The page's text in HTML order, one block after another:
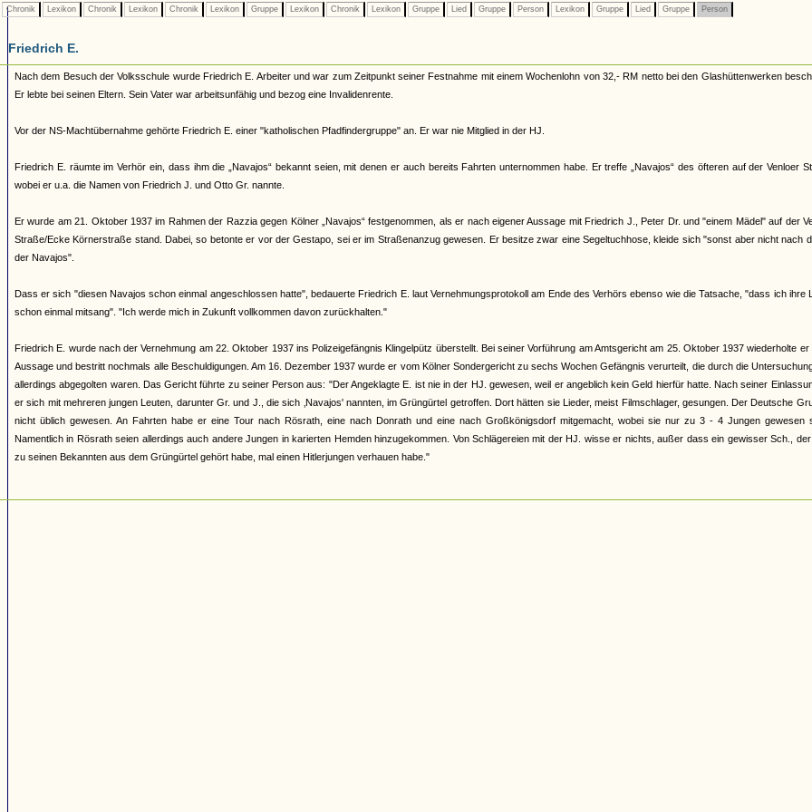
Chronik Lexikon Chronik Lexikon Chronik Lexikon Gruppe Lexikon Chronik Lexikon Gruppe Lied Gruppe Person Lexikon Gruppe Lied Gruppe Person
Friedrich E.
Nach dem Besuch der Volksschule wurde Friedrich E. Arbeiter und war zum Zeitpunkt seiner Festnahme mit einem Wochenlohn von 32,- RM netto bei den Glashüttenwerken
Er lebte bei seinen Eltern. Sein Vater war arbeitsunfähig und bezog eine Invalidenrente.
Vor der NS-Machtübernahme gehörte Friedrich E. einer "katholischen Pfadfindergruppe" an. Er war nie Mitglied in der HJ.
Friedrich E. räumte im Verhör ein, dass ihm die „Navajos“ bekannt seien, mit denen er auch bereits Fahrten unternommen habe. Er treffe „Navajos“ des öfteren auf der Venloer
wobei er u.a. die Namen von Friedrich J. und Otto Gr. nannte.
Er wurde am 21. Oktober 1937 im Rahmen der Razzia gegen Kölner „Navajos“ festgenommen, als er nach eigener Aussage mit Friedrich J., Peter Dr. und "einem Mädel" auf der
Straße/Ecke Körnerstraße stand. Dabei, so betonte er vor der Gestapo, sei er im Straßenanzug gewesen. Er besitze zwar eine Segeltuchhose, kleide sich "sonst aber nicht nach
der Navajos".
Dass er sich "diesen Navajos schon einmal angeschlossen hatte", bedauerte Friedrich E. laut Vernehmungsprotokoll am Ende des Verhörs ebenso wie die Tatsache, "dass ich ihre
schon einmal mitsang". "Ich werde mich in Zukunft vollkommen davon zurückhalten."
Friedrich E. wurde nach der Vernehmung am 22. Oktober 1937 ins Polizeigefängnis Klingelpütz überstellt. Bei seiner Vorführung am Amtsgericht am 25. Oktober 1937 wiederholte er
Aussage und bestritt nochmals alle Beschuldigungen. Am 16. Dezember 1937 wurde er vom Kölner Sondergericht zu sechs Wochen Gefängnis verurteilt, die durch die
allerdings abgegolten waren. Das Gericht führte zu seiner Person aus: "Der Angeklagte E. ist nie in der HJ. gewesen, weil er angeblich kein Geld hierfür hatte. Nach seiner
er sich mit mehreren jungen Leuten, darunter Gr. und J., die sich ‚Navajos' nannten, im Grüngürtel getroffen. Dort hätten sie Lieder, meist Filmschlager, gesungen. Der Deutsche
nicht üblich gewesen. An Fahrten habe er eine Tour nach Rösrath, eine nach Donrath und eine nach Großkönigsdorf mitgemacht, wobei sie nur zu 3 - 4 Jungen gewesen
Namentlich in Rösrath seien allerdings auch andere Jungen in karierten Hemden hinzugekommen. Von Schlägereien mit der HJ. wisse er nichts, außer dass ein gewisser Sch.,
zu seinen Bekannten aus dem Grüngürtel gehört habe, mal einen Hitlerjungen verhauen habe."